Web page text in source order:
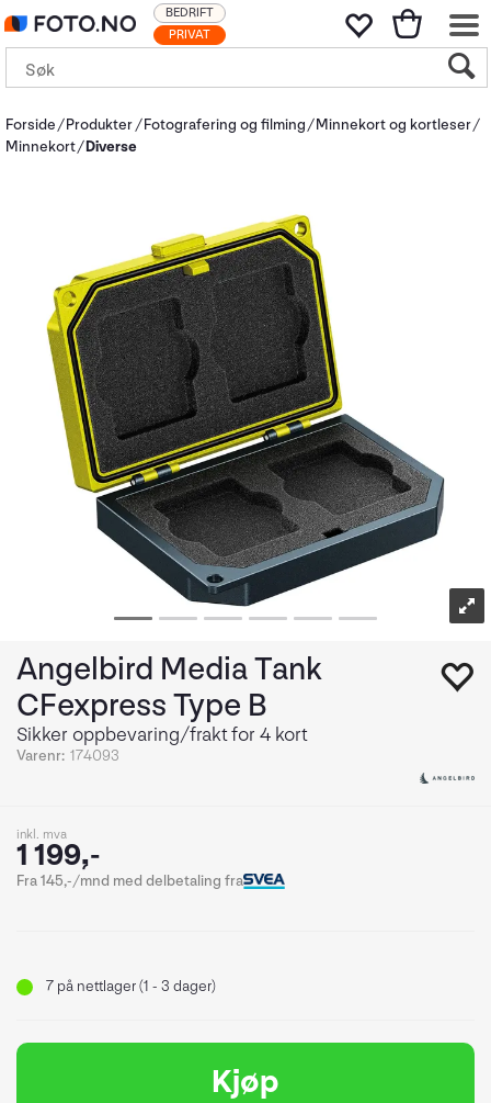
PRIVAT
BEDRIFT
Forside Produkter Fotografering og filming
Minnekort og kortleser
Minnekort Diverse
Angelbird Media Tank
CFexpress Type B
Sikker oppbevaring/frakt for 4 kort
Varenr: 174093
inkl. mva
1 199,-
Fra 145,-/mnd med delbetaling fra
7 på nettlager (1 - 3 dager)
Kjøp